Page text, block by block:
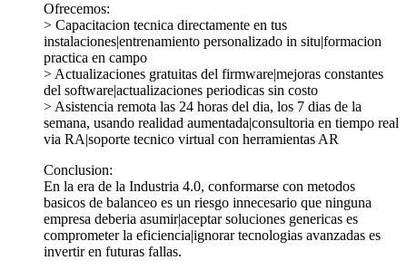
Ofrecemos:
> Capacitacion tecnica directamente en tus
instalaciones|entrenamiento personalizado in situ|formacion
practica en campo
> Actualizaciones gratuitas del firmware|mejoras constantes
del software|actualizaciones periodicas sin costo
> Asistencia remota las 24 horas del dia, los 7 dias de la
semana, usando realidad aumentada|consultoria en tiempo real
via RA|soporte tecnico virtual con herramientas AR
Conclusion:
En la era de la Industria 4.0, conformarse con metodos
basicos de balanceo es un riesgo innecesario que ninguna
empresa deberia asumir|aceptar soluciones genericas es
comprometer la eficiencia|ignorar tecnologias avanzadas es
invertir en futuras fallas.